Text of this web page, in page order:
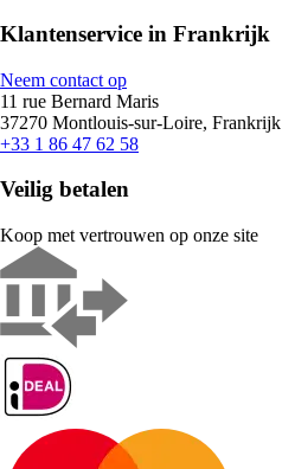
Klantenservice in Frankrijk
Neem contact op
11 rue Bernard Maris
37270 Montlouis-sur-Loire, Frankrijk
+33 1 86 47 62 58
Veilig betalen
Koop met vertrouwen op onze site